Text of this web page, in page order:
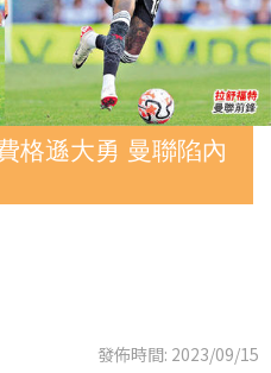
格遜大勇 曼聯陷內
發佈時間: 2023/09/15